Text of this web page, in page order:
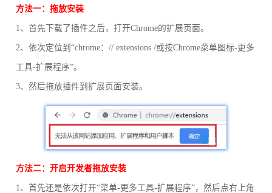
方法一：拖放安装
1、首先下载了插件之后，打开Chrome的扩展页面。
2、依次定位到“chrome：// extensions /或按Chrome菜单图标-更多
工具-扩展程序”。
3、然后拖放插件到扩展页面安装。
方法二：开启开发者拖放安装
1、首先还是依次打开“菜单-更多工具-扩展程序”，然后点右上角